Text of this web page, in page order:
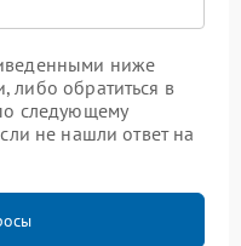
ниже
либо обратиться в
следующему
не нашли ответ на